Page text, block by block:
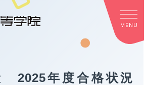
2025年度合格状況